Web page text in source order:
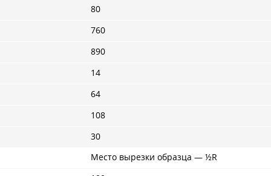
80
760
890
14
64
108
30
Место вырезки образца — ½R